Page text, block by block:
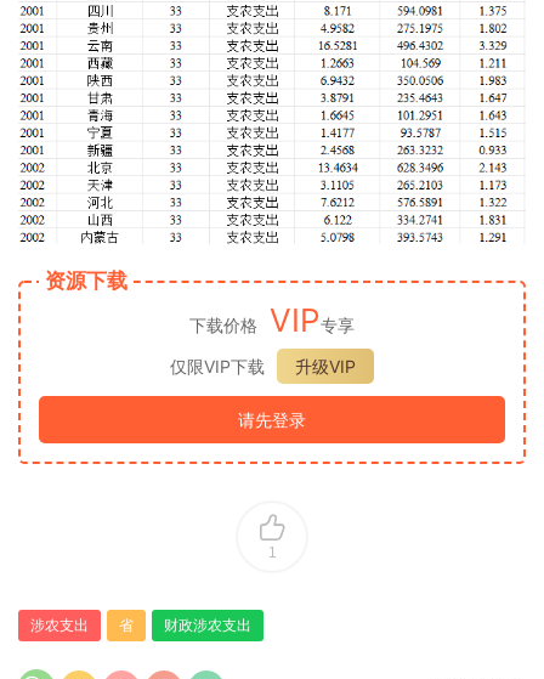
资源下载
下载价格 VIP专享
仅限VIP下载
升级VIP
请先登录
1
涉农支出 省 财政涉农支出